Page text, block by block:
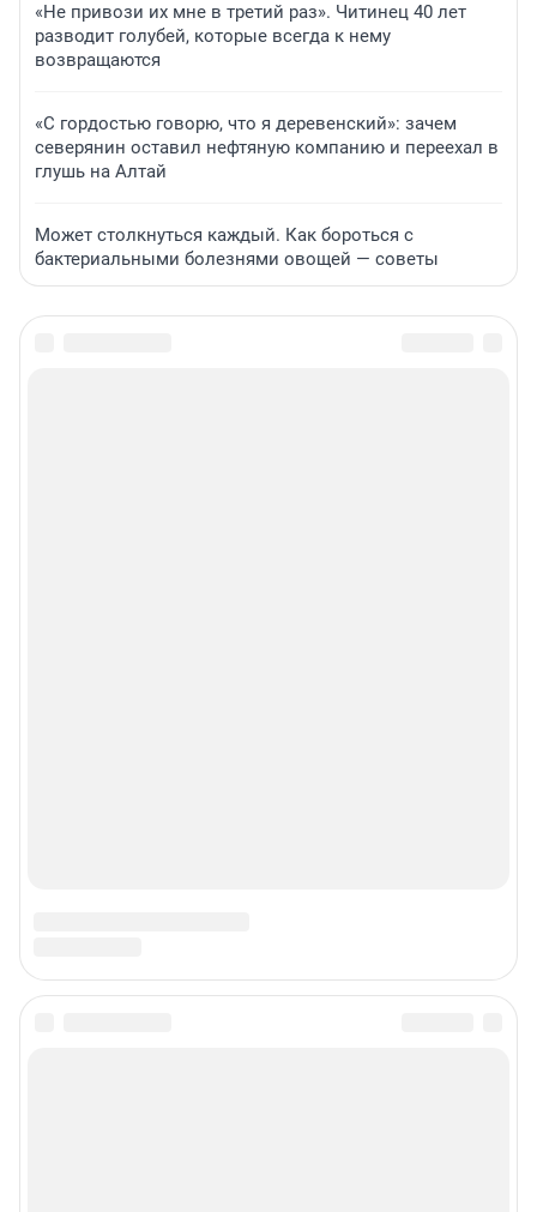
«Не привози их мне в третий раз». Читинец 40 лет
разводит голубей, которые всегда к нему
возвращаются
«С гордостью говорю, что я деревенский»: зачем
северянин оставил нефтяную компанию и переехал в
глушь на Алтай
Может столкнуться каждый. Как бороться с
бактериальными болезнями овощей — советы